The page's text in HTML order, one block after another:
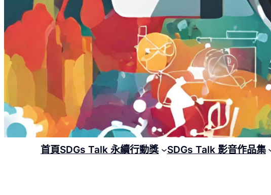
首頁SDGs Talk 永續行動獎 SDGs Talk 影音作品集